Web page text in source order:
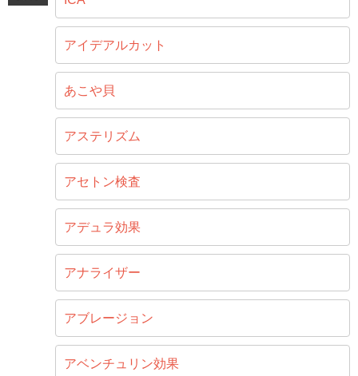
アイデアルカット
あこや貝
アステリズム
アセトン検査
アデュラ効果
アナライザー
アブレージョン
アベンチュリン効果